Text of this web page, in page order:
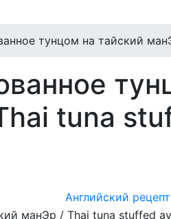
тунцом на тайский
tuna
Английский